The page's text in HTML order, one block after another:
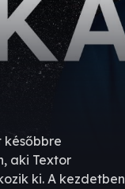
aki Textor
ki. A kezdetben